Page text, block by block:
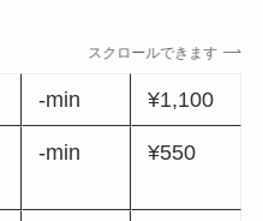
スクロールできます
-min ¥1,100
-min ¥550